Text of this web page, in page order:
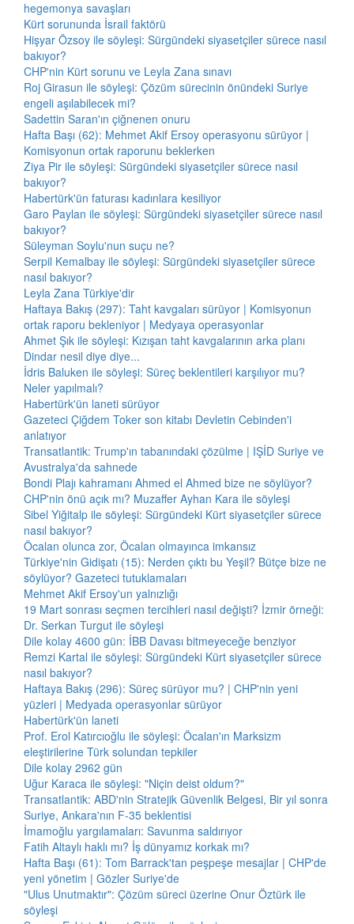
hegemonya savaşları
Kürt sorununda İsrail faktörü
Hişyar Özsoy ile söyleşi: Sürgündeki siyasetçiler sürece nasıl
bakıyor?
CHP'nin Kürt sorunu ve Leyla Zana sınavı
Roj Girasun ile söyleşi: Çözüm sürecinin önündeki Suriye
engeli aşılabilecek mi?
Sadettin Saran'ın çiğnenen onuru
Hafta Başı (62): Mehmet Akif Ersoy operasyonu sürüyor |
Komisyonun ortak raporunu beklerken
Ziya Pir ile söyleşi: Sürgündeki siyasetçiler sürece nasıl
bakıyor?
Habertürk'ün faturası kadınlara kesiliyor
Garo Paylan ile söyleşi: Sürgündeki siyasetçiler sürece nasıl
bakıyor?
Süleyman Soylu'nun suçu ne?
Serpil Kemalbay ile söyleşi: Sürgündeki siyasetçiler sürece
nasıl bakıyor?
Leyla Zana Türkiye'dir
Haftaya Bakış (297): Taht kavgaları sürüyor | Komisyonun
ortak raporu bekleniyor | Medyaya operasyonlar
Ahmet Şık ile söyleşi: Kızışan taht kavgalarının arka planı
Dindar nesil diye diye...
İdris Baluken ile söyleşi: Süreç beklentileri karşılıyor mu?
Neler yapılmalı?
Habertürk'ün laneti sürüyor
Gazeteci Çiğdem Toker son kitabı Devletin Cebinden'i
anlatıyor
Transatlantik: Trump'ın tabanındaki çözülme | IŞİD Suriye ve
Avustralya'da sahnede
Bondi Plajı kahramanı Ahmed el Ahmed bize ne söylüyor?
CHP'nin önü açık mı? Muzaffer Ayhan Kara ile söyleşi
Sibel Yiğitalp ile söyleşi: Sürgündeki Kürt siyasetçiler sürece
nasıl bakıyor?
Öcalan olunca zor, Öcalan olmayınca imkansız
Türkiye'nin Gidişatı (15): Nerden çıktı bu Yeşil? Bütçe bize ne
söylüyor? Gazeteci tutuklamaları
Mehmet Akif Ersoy'un yalnızlığı
19 Mart sonrası seçmen tercihleri nasıl değişti? İzmir örneği:
Dr. Serkan Turgut ile söyleşi
Dile kolay 4600 gün: İBB Davası bitmeyeceğe benziyor
Remzi Kartal ile söyleşi: Sürgündeki Kürt siyasetçiler sürece
nasıl bakıyor?
Haftaya Bakış (296): Süreç sürüyor mu? | CHP'nin yeni
yüzleri | Medyada operasyonlar sürüyor
Habertürk'ün laneti
Prof. Erol Katırcıoğlu ile söyleşi: Öcalan'ın Marksizm
eleştirilerine Türk solundan tepkiler
Dile kolay 2962 gün
Uğur Karaca ile söyleşi: "Niçin deist oldum?"
Transatlantik: ABD'nin Stratejik Güvenlik Belgesi, Bir yıl sonra
Suriye, Ankara'nın F-35 beklentisi
İmamoğlu yargılamaları: Savunma saldırıyor
Fatih Altaylı haklı mı? İş dünyamız korkak mı?
Hafta Başı (61): Tom Barrack'tan peşpeşe mesajlar | CHP'de
yeni yönetim | Gözler Suriye'de
"Ulus Unutmaktır": Çözüm süreci üzerine Onur Öztürk ile
söyleşi